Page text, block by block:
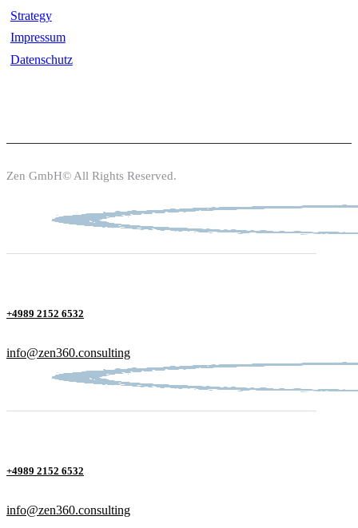
Strategy
Impressum
Datenschutz
Zen GmbH© All Rights Reserved.
+4989 2152 6532
info@zen360.consulting
+4989 2152 6532
info@zen360.consulting